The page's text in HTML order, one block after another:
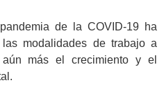
de la COVID-19 ha
modalidades de trabajo a
más el crecimiento y el